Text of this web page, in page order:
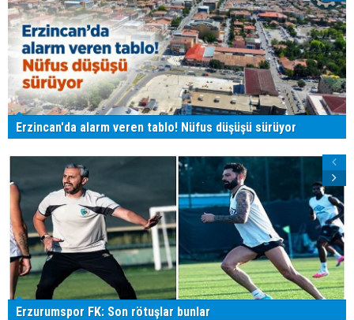
Erzincan'da alarm veren tablo! Nüfus düşüşü sürüyor
Erzurumspor FK: Son rötuşlar bunlar